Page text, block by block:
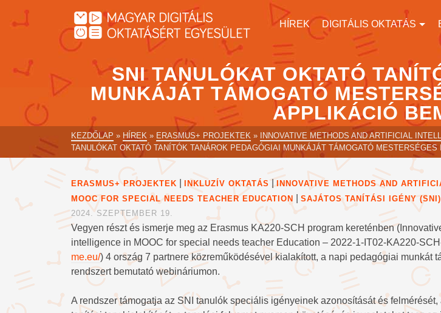
HÍREK DIGITÁLIS OKTATÁS
SNI TANULÓKAT OKTATÓ
MUNKÁJÁT TÁMOGATÓ
APPLIKÁCIÓ
KEZDŐLAP » HÍREK » ERASMUS+ PROJEKTEK » INNOVATIVE METHODS AND ARTIFICIAL
TANULÓKAT OKTATÓ TANÍTÓK TANÁROK PEDAGÓGIAI MUNKÁJÁT TÁMOGATÓ
ERASMUS+ PROJEKTEK INKLUZÍV OKTATÁS |INNOVATIVE METHODS AND
MOOC FOR SPECIAL NEEDS TEACHER EDUCATION
SAJÁTOS TANÍTÁSI IGÉNY (SNI)
2024. SZEPTEMBER 19.
Vegyen részt és ismerje meg az Erasmus KA220-SCH program kereténben
intelligence in MOOC for special needs teacher Education – 2022-1-IT02-KA220-
me.eu/) 4 ország 7 partnere közreműködésével kialakított, a napi pedagógiai munkát
rendszert bemutató webináriumon.
A rendszer támogatja az SNI tanulók speciális igényeinek azonosítását és